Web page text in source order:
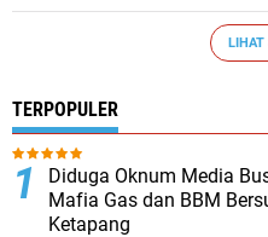
LIHAT
TERPOPULER
Diduga Oknum Media
Mafia Gas dan BBM
Ketapang